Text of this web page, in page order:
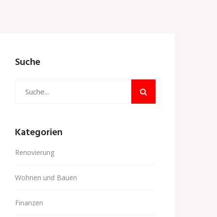
Suche
Kategorien
Renovierung
Wohnen und Bauen
Finanzen